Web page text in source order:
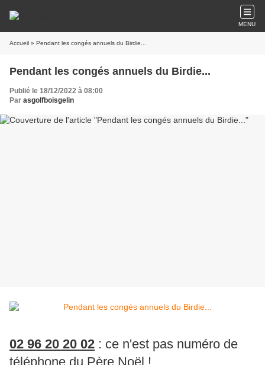
MENU
Accueil » Pendant les congés annuels du Birdie...
Pendant les congés annuels du Birdie...
Publié le 18/12/2022 à 08:00
Par asgolfboisgelin
02 96 20 20 02 : ce n'est pas numéro de
téléphone du Père Noël !